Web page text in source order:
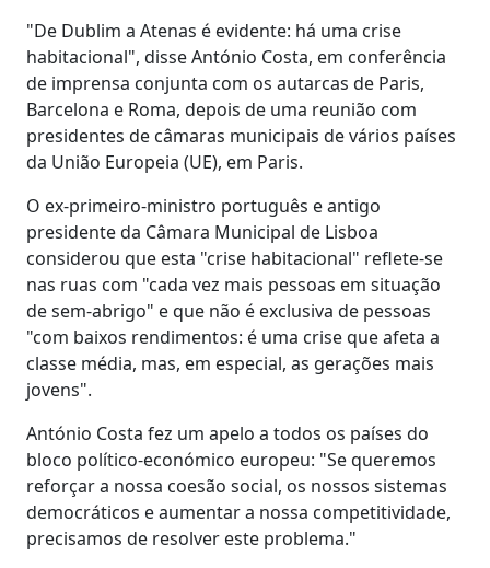
"De Dublim a Atenas é evidente: há uma crise
habitacional", disse António Costa, em conferência
de imprensa conjunta com os autarcas de Paris,
Barcelona e Roma, depois de uma reunião com
presidentes de câmaras municipais de vários países
da União Europeia (UE), em Paris.
O ex-primeiro-ministro português e antigo
presidente da Câmara Municipal de Lisboa
considerou que esta "crise habitacional" reflete-se
nas ruas com "cada vez mais pessoas em situação
de sem-abrigo" e que não é exclusiva de pessoas
"com baixos rendimentos: é uma crise que afeta a
classe média, mas, em especial, as gerações mais
jovens".
António Costa fez um apelo a todos os países do
bloco político-económico europeu: "Se queremos
reforçar a nossa coesão social, os nossos sistemas
democráticos e aumentar a nossa competitividade,
precisamos de resolver este problema."